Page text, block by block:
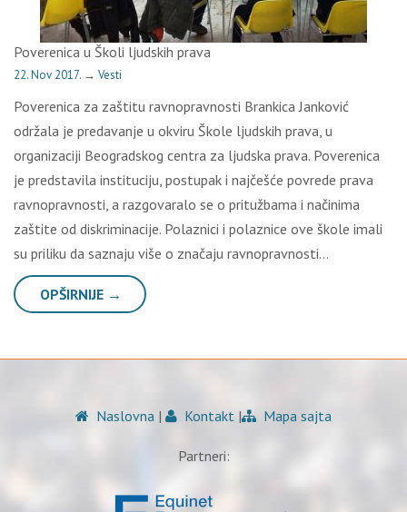
Poverenica u Školi lјudskih prava
22. Nov 2017. → Vesti
Poverenica za zaštitu ravnopravnosti Brankica Janković
održala je predavanje u okviru Škole lјudskih prava, u
organizaciji Beogradskog centra za lјudska prava. Poverenica
je predstavila instituciju, postupak i najčešće povrede prava
ravnopravnosti, a razgovaralo se o pritužbama i načinima
zaštite od diskriminacije. Polaznici i polaznice ove škole imali
su priliku da saznaju više o značaju ravnopravnosti…
OPŠIRNIJE →
Naslovna | Kontakt | Mapa sajta
Partneri: